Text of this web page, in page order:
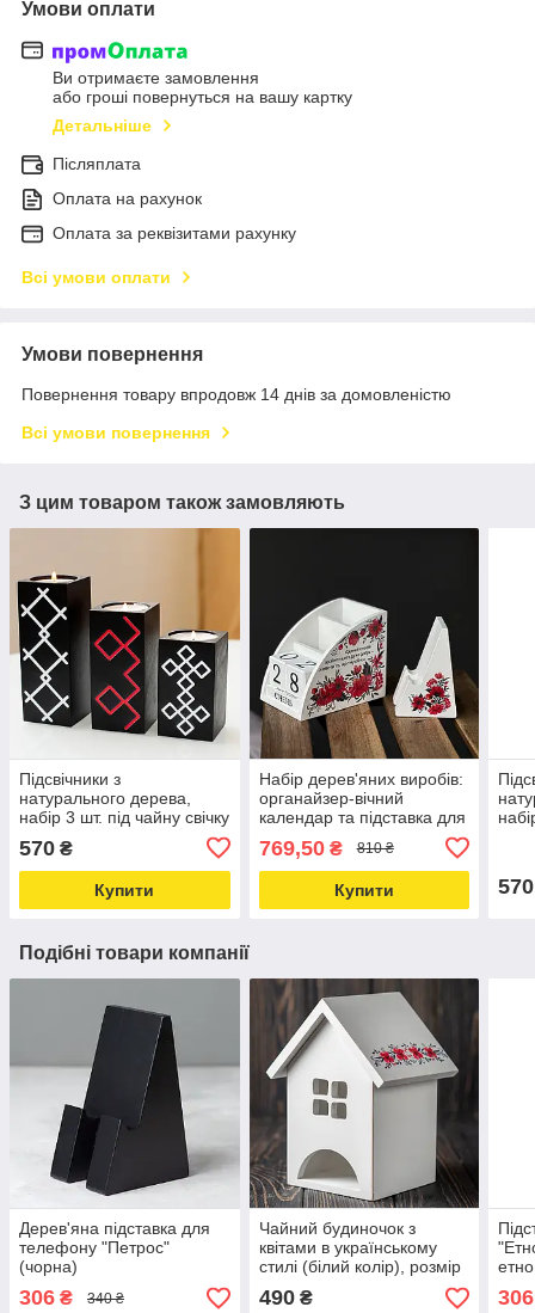
Умови оплати
Ви отримаєте замовлення
або гроші повернуться на вашу картку
Детальніше
Післяплата
Оплата на рахунок
Оплата за реквізитами рахунку
Всі умови оплати
Умови повернення
Повернення товару впродовж 14 днів за домовленістю
Всі умови повернення
З цим товаром також замовляють
Підсвічники з
натурального дерева,
набір 3 шт. під чайну свічку
колір)
570 ₴
Купити
Набір дерев'яних виробів:
органайзер-вічний
календар та підставка для
769,50₴ 810 ₴
Купити 570
Подібні товари компанії
Дерев'яна підставка для
телефону "Петрос"
(чорна)
306 ₴ 340 ₴
Чайний будиночок з
квітами в українському
стилі (білий колір), розмір
17 х 14 х 12 см
490₴ 306